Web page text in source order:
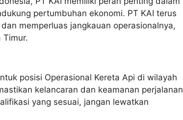
pertumbuhan ekonomi. PT KAI terus
memperluas jangkauan operasionalnya,
Timur.
posisi Operasional Kereta Api di wilayah
kelancaran dan keamanan perjalanan
yang sesuai, jangan lewatkan